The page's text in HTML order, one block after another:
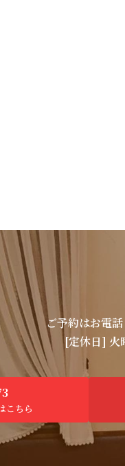
ご予約はお電
[定休日] 火
こちら